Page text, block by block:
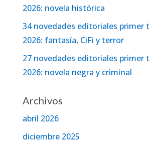
2026: novela histórica
34 novedades editoriales primer
2026: fantasía, CiFi y terror
27 novedades editoriales primer
2026: novela negra y criminal
Archivos
abril 2026
diciembre 2025